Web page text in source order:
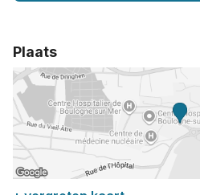
Plaats